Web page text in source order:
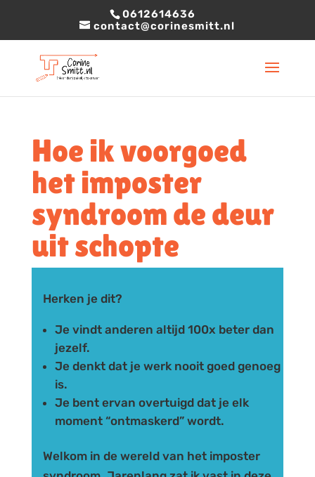
0612614636
contact@corinesmitt.nl
Hoe ik voorgoed
het imposter
syndroom de deur
uit schopte
Herken je dit?
Je vindt anderen altijd 100x beter dan
jezelf.
Je denkt dat je werk nooit goed genoeg
is.
Je bent ervan overtuigd dat je elk
moment “ontmaskerd” wordt.
Welkom in de wereld van het imposter